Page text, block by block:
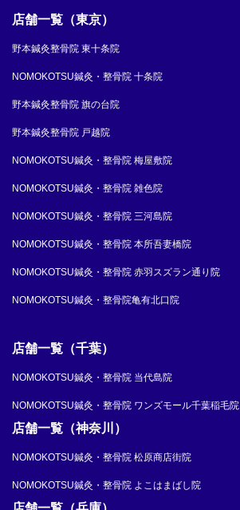
店舗一覧（東京）
野本鍼灸整骨院 東十条院
NOMOKOTSU鍼灸・整骨院 十条院
野本鍼灸整骨院 旗の台院
野本鍼灸整骨院 戸越院
NOMOKOTSU鍼灸・整骨院 梅屋敷院
NOMOKOTSU鍼灸・整骨院 雑色院
NOMOKOTSU鍼灸・整骨院 三河島院
NOMOKOTSU鍼灸・整骨院 本所吾妻橋院
NOMOKOTSU鍼灸・整骨院 赤羽スズラン通り院
NOMOKOTSU鍼灸・整骨院亀有北口院
店舗一覧（千葉）
NOMOKOTSU鍼灸・整骨院 当代島院
NOMOKOTSU鍼灸・整骨院 ワンズモール千葉稲毛院
店舗一覧（神奈川）
NOMOKOTSU鍼灸・整骨院 松原商店街院
NOMOKOTSU鍼灸・整骨院 よこはまばし院